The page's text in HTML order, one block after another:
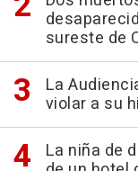
sureste de
La
violar a su
La niña de